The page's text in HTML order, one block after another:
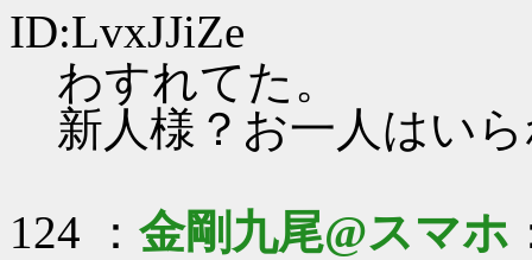
ID:LvxJJiZe
わすれてた。
新人様？お一人はい
124 ： 金剛九尾@スマホ